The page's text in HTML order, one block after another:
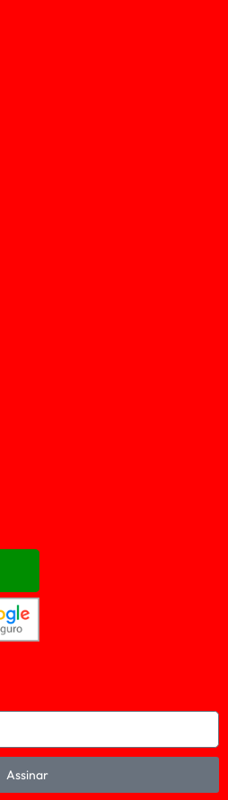
Assinar